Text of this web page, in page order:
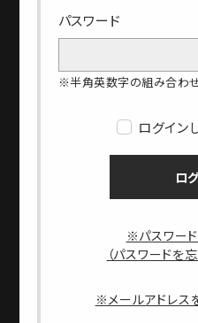
パスワード
※半角英数字の組み合わ
ログイン
ロ
※パスワー
（パスワードを
※メールアドレス